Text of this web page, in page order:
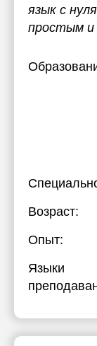
язык с
простым и
Возраст:
Опыт:
Языки